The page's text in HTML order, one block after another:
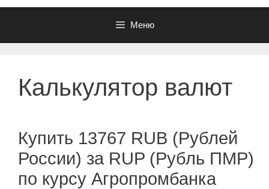
Меню
Калькулятор валют
Купить 13767 RUB (Рублей
России) за RUP (Рубль ПМР)
по курсу Агропромбанка